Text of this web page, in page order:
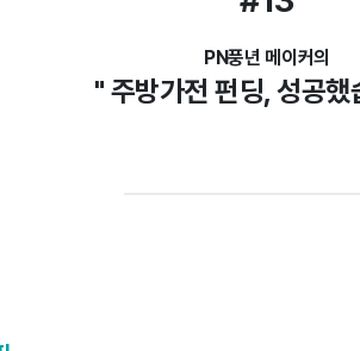
PN풍년 메이커의
" 주방가전 펀딩, 성공했